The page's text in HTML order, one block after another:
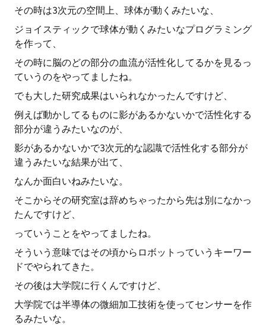
その時は3次元の空間上、球体が動くみたいな、
ジョイスティックで球体が動くみたいなプログラミング
を作って、
その時に脳のどの部分の血流が活性化してるかを見るっ
ていうのをやってましたね。
でも大した研究成果はいられなかったんですけど、
例えば動かしてるものに影があるかないかで活性化する
部分が違うみたいなのが、
影があるかないかで3次元的な認識で活性化する部分が
違うみたいな結果が出て、
なんか面白いねみたいな。
そこからその研究室は辞めちゃったから先は別になかっ
たんですけど、
っていうことをやってましたね。
そういう意味ではその頃からロボットっていうキーワー
ドでやられてきた。
その後は大学院に行くんですけど、
大学院では半導体の微細加工技術を使ってセンサーを作
るみたいな。